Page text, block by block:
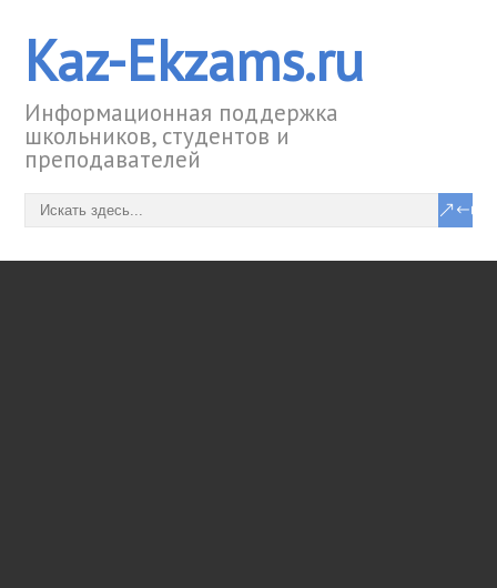
Kaz-Ekzams.ru
Информационная поддержка
школьников, студентов и
преподавателей